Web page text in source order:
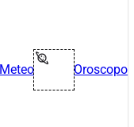
Meteo Oroscopo